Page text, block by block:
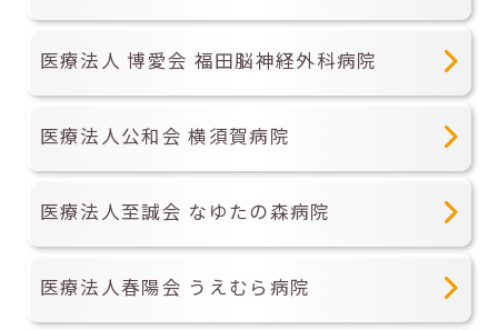
医療法人 博愛会 福田脳神経外科病院
医療法人公和会 横須賀病院
医療法人至誠会 なゆたの森病院
医療法人春陽会 うえむら病院